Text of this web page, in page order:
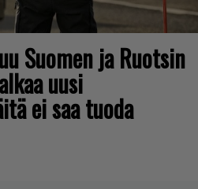
Suomen ja Ruotsin
uusi
ei saa tuoda